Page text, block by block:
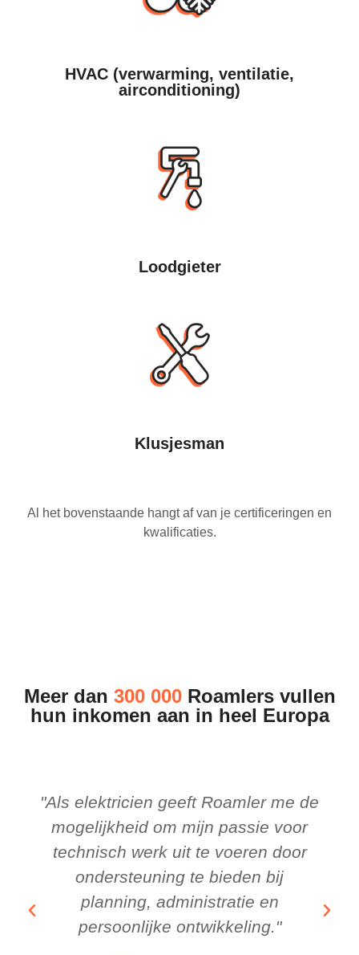
HVAC (verwarming, ventilatie,
airconditioning)
Loodgieter
Klusjesman
Al het bovenstaande hangt af van je certificeringen en
kwalificaties.
Meer dan 300 000Roamlers vullen
hun inkomen aan in heel Europa
"Als elektricien geeft Roamler me de
mogelijkheid om mijn passie voor
technisch werk uit te voeren door
ondersteuning te bieden bij
planning, administratie en
persoonlijke ontwikkeling."